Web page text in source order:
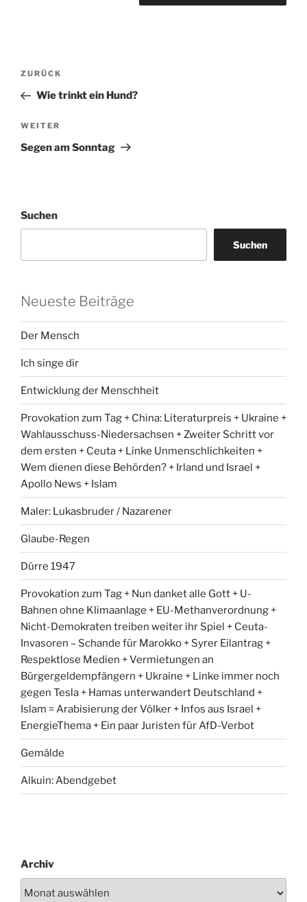
Beitragsnavigation
Vorheriger
Beitrag
ZURÜCK
Wie trinkt ein Hund?
Nächster
Beitrag
WEITER
Segen am Sonntag
Suchen
Suchen
Neueste Beiträge
Der Mensch
Ich singe dir
Entwicklung der Menschheit
Provokation zum Tag + China: Literaturpreis + Ukraine +
Wahlausschuss-Niedersachsen + Zweiter Schritt vor
dem ersten + Ceuta + Linke Unmenschlichkeiten +
Wem dienen diese Behörden? + Irland und Israel +
Apollo News + Islam
Maler: Lukasbruder / Nazarener
Glaube-Regen
Dürre 1947
Provokation zum Tag + Nun danket alle Gott + U-
Bahnen ohne Klimaanlage + EU-Methanverordnung +
Nicht-Demokraten treiben weiter ihr Spiel + Ceuta-
Invasoren – Schande für Marokko + Syrer Eilantrag +
Respektlose Medien + Vermietungen an
Bürgergeldempfängern + Ukraine + Linke immer noch
gegen Tesla + Hamas unterwandert Deutschland +
Islam = Arabisierung der Völker + Infos aus Israel +
EnergieThema + Ein paar Juristen für AfD-Verbot
Gemälde
Alkuin: Abendgebet
Archiv